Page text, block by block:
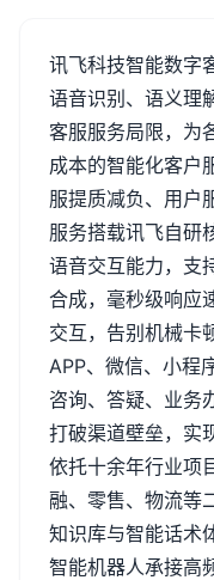
讯飞科技智能数字
语音识别、语义理
客服服务局限，为
成本的智能化客户
服提质减负、用户
服务搭载讯飞自研
语音交互能力，支
合成，毫秒级响应
交互，告别机械卡
APP、微信、小程
咨询、答疑、业务
打破渠道壁垒，实
依托十余年行业项
融、零售、物流等
知识库与智能话术
智能机器人承接高